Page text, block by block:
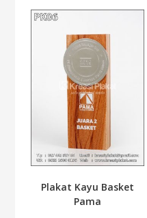
Plakat Kayu Basket
Pama